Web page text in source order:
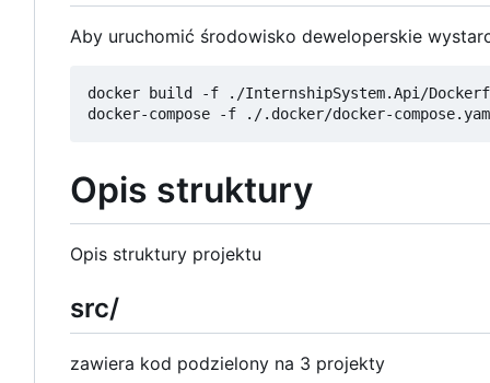
Aby uruchomić środowisko deweloperskie
docker build -f ./InternshipSystem.Api/
Opis struktury
Opis struktury projektu
src/
zawiera kod podzielony na 3 projekty